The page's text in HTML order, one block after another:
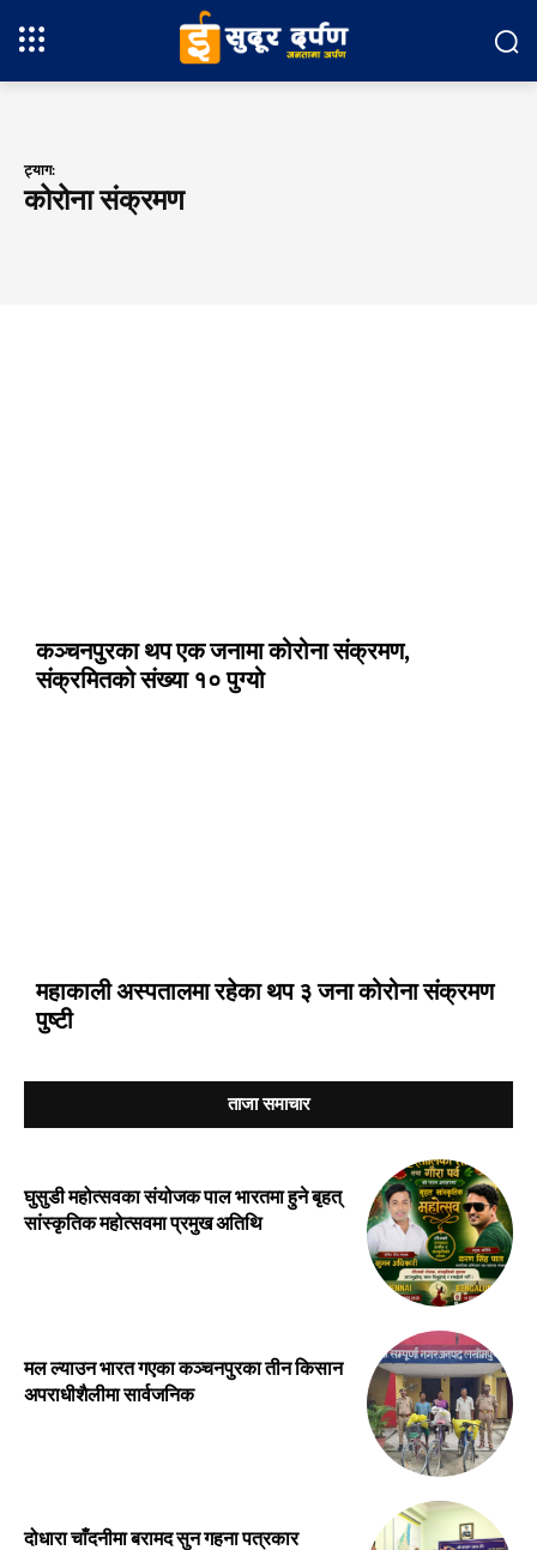
ट्याग:
कोरोना संक्रमण
कञ्चनपुरका थप एक जनामा कोरोना संक्रमण,
संक्रमितको संख्या १० पुग्यो
महाकाली अस्पतालमा रहेका थप ३ जना कोरोना संक्रमण
पुष्टी
ताजा समाचार
घुसुडी महोत्सवका संयोजक पाल भारतमा हुने बृहत्
सांस्कृतिक महोत्सवमा प्रमुख अतिथि
मल ल्याउन भारत गएका कञ्चनपुरका तीन किसान
अपराधीशैलीमा सार्वजनिक
दोधारा चाँदनीमा बरामद सुन गहना पत्रकार